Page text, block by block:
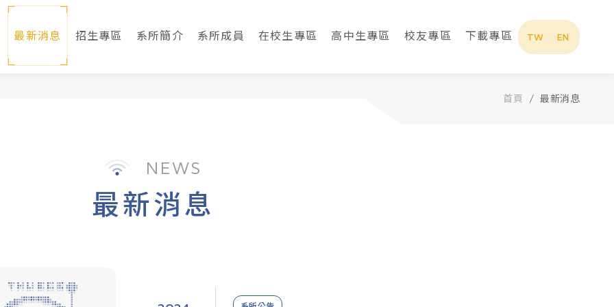
最新消息 招生專區 系所簡介 系所成員 在校生專區 高中生專區 校友專區 下載專區 TW EN
首頁 最新消息
NEWS
最新消息